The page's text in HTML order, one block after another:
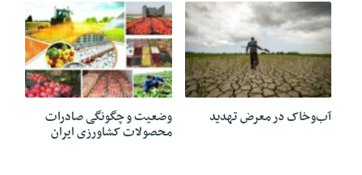
29 فوریه 2024
آب‌وخاک در معرض تهدید
18 مارس 2023
وضعیت و چگونگی صادرات
محصولات کشاورزی ایران